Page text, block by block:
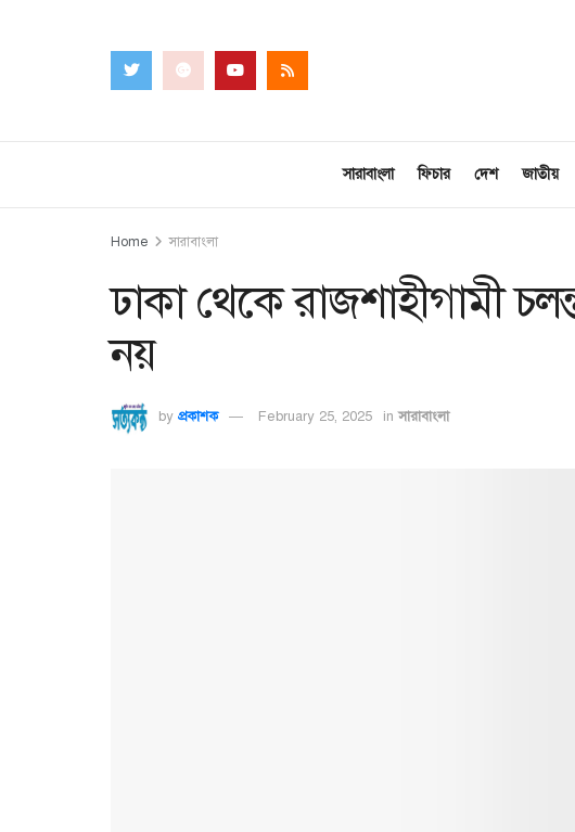
সারাবাংলা ফিচার দেশ জাতীয়
Home সারাবাংলা
ঢাকা থেকে রাজশাহীগামী
নয়
by প্রকাশক February 25, 2025 in সারাবাংলা